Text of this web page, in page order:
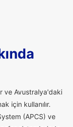
ve Avustralya'daki
için kullanılır.
(APCS) ve